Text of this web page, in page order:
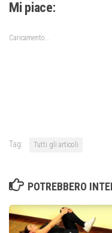
Mi piace:
Caricamento...
Tag: Tutti gli articoli
POTREBBERO